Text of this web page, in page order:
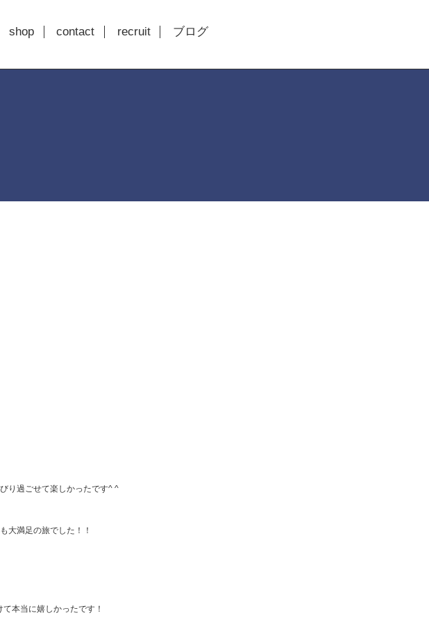
shop contact recruit ブログ
り過ごせて楽しかったです^ ^
大満足の旅でした！！
本当に嬉しかったです！